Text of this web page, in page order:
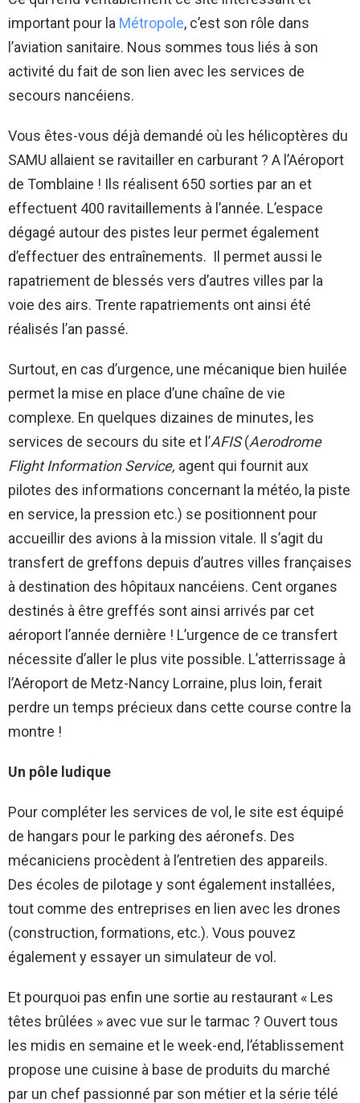
important pour la Métropole, c’est son rôle dans
l’aviation sanitaire. Nous sommes tous liés à son
activité du fait de son lien avec les services de
secours nancéiens.
Vous êtes-vous déjà demandé où les hélicoptères du
SAMU allaient se ravitailler en carburant ? A l’Aéroport
de Tomblaine ! Ils réalisent 650 sorties par an et
effectuent 400 ravitaillements à l’année. L’espace
dégagé autour des pistes leur permet également
d’effectuer des entraînements. Il permet aussi le
rapatriement de blessés vers d’autres villes par la
voie des airs. Trente rapatriements ont ainsi été
réalisés l’an passé.
Surtout, en cas d’urgence, une mécanique bien huilée
permet la mise en place d’une chaîne de vie
complexe. En quelques dizaines de minutes, les
services de secours du site et l’AFIS(Aerodrome
Flight Information Service, agent qui fournit aux
pilotes des informations concernant la météo, la piste
en service, la pression etc.) se positionnent pour
accueillir des avions à la mission vitale. Il s’agit du
transfert de greffons depuis d’autres villes françaises
à destination des hôpitaux nancéiens. Cent organes
destinés à être greffés sont ainsi arrivés par cet
aéroport l’année dernière ! L’urgence de ce transfert
nécessite d’aller le plus vite possible. L’atterrissage à
l’Aéroport de Metz-Nancy Lorraine, plus loin, ferait
perdre un temps précieux dans cette course contre la
montre !
Un pôle ludique
Pour compléter les services de vol, le site est équipé
de hangars pour le parking des aéronefs. Des
mécaniciens procèdent à l’entretien des appareils.
Des écoles de pilotage y sont également installées,
tout comme des entreprises en lien avec les drones
(construction, formations, etc.). Vous pouvez
également y essayer un simulateur de vol.
Et pourquoi pas enfin une sortie au restaurant « Les
têtes brûlées » avec vue sur le tarmac ? Ouvert tous
les midis en semaine et le week-end, l’établissement
propose une cuisine à base de produits du marché
par un chef passionné par son métier et la série télé